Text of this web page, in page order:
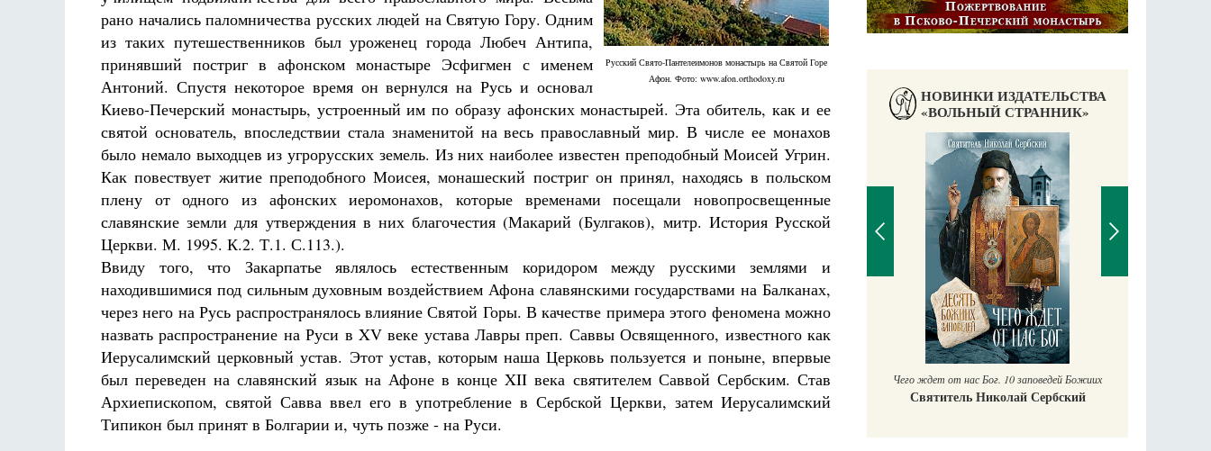
Русский Свято-Пантелеимонов монастырь на Святой Горе
Афон. Фото: www.afon.orthodoxy.ru
рано начались паломничества русских людей на Святую Гору. Одним
из таких путешественников был уроженец города Любеч Антипа,
принявший постриг в афонском монастыре Эсфигмен с именем
Антоний. Спустя некоторое время он вернулся на Русь и основал
Киево-Печерский монастырь, устроенный им по образу афонских монастырей. Эта обитель, как и ее
святой основатель, впоследствии стала знаменитой на весь православный мир. В числе ее монахов
было немало выходцев из угрорусских земель. Из них наиболее известен преподобный Моисей Угрин.
Как повествует житие преподобного Моисея, монашеский постриг он принял, находясь в польском
плену от одного из афонских иеромонахов, которые временами посещали новопросвещенные
славянские земли для утверждения в них благочестия (Макарий (Булгаков), митр. История Русской
Церкви. М. 1995. К.2. Т.1. С.113.).
Ввиду того, что Закарпатье являлось естественным коридором между русскими землями и
находившимися под сильным духовным воздействием Афона славянскими государствами на Балканах,
через него на Русь распространялось влияние Святой Горы. В качестве примера этого феномена можно
назвать распространение на Руси в XV веке устава Лавры преп. Саввы Освященного, известного как
Иерусалимский церковный устав. Этот устав, которым наша Церковь пользуется и поныне, впервые
был переведен на славянский язык на Афоне в конце XII века святителем Саввой Сербским. Став
Архиепископом, святой Савва ввел его в употребление в Сербской Церкви, затем Иерусалимский
Типикон был принят в Болгарии и, чуть позже - на Руси.
НОВИНКИ ИЗДАТЕЛЬСТВА
«ВОЛЬНЫЙ СТРАННИК»
Разлуки не будет
Фредерика де Грааф
Как найти своё место в жизни
Кирилл Мурышев
Великомученик Георгий Победоносец. Научись у
святого
Роман Котов
Чего ждет от нас Бог. 10 заповедей Божиих
Святитель Николай Сербский